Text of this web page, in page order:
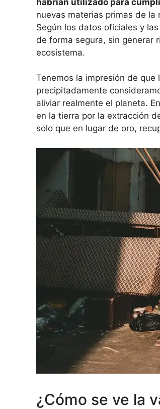
nuevas materias primas de
Según los datos oficiales y
de forma segura, sin generar
ecosistema.
Tenemos la impresión de
precipitadamente
aliviar realmente el planeta.
en la tierra por la extracción
solo que en lugar de oro,
¿Cómo se ve la